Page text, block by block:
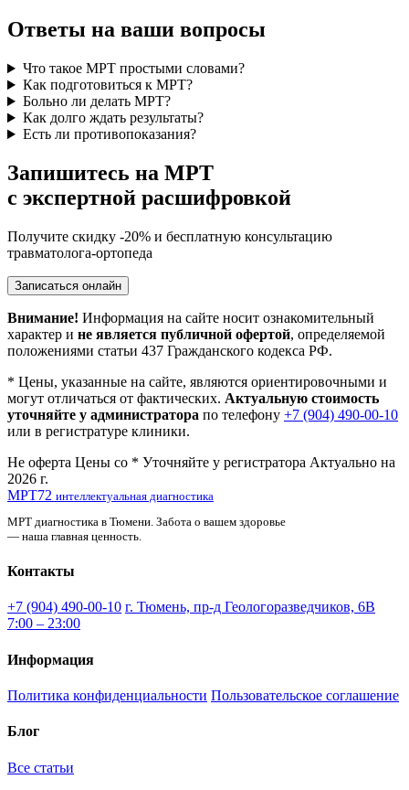
Ответы на ваши вопросы
Что такое МРТ простыми словами?
Как подготовиться к МРТ?
Больно ли делать МРТ?
Как долго ждать результаты?
Есть ли противопоказания?
Запишитесь на МРТ
с экспертной расшифровкой
Получите скидку -20% и бесплатную консультацию
травматолога-ортопеда
Записаться онлайн
Внимание! Информация на сайте носит ознакомительный
характер и не является публичной офертой, определяемой
положениями статьи 437 Гражданского кодекса РФ.
* Цены, указанные на сайте, являются ориентировочными и
могут отличаться от фактических. Актуальную стоимость
уточняйте у администратора по телефону +7 (904) 490-00-10
или в регистратуре клиники.
Не оферта Цены со * Уточняйте у регистратора Актуально на
2026 г.
МРТ72 интеллектуальная диагностика
МРТ диагностика в Тюмени. Забота о вашем здоровье
— наша главная ценность.
Контакты
+7 (904) 490-00-10 г. Тюмень, пр-д Геологоразведчиков, 6В
7:00 – 23:00
Информация
Политика конфиденциальности Пользовательское соглашение
Блог
Все статьи